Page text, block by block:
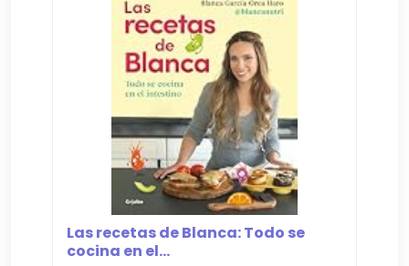
Las recetas de Blanca: Todo se
cocina en el...